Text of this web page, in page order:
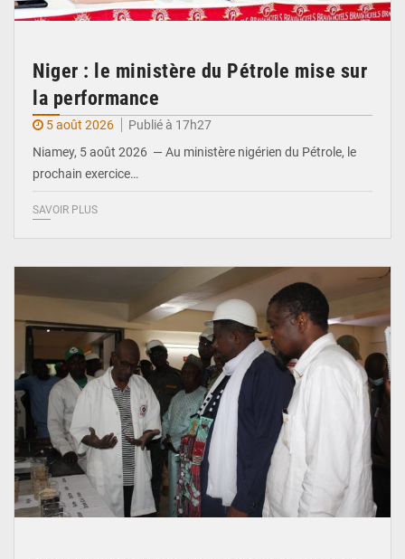
Niger : le ministère du Pétrole mise sur
la performance
5 août 2026
Publié à 17h27
Niamey, 5 août 2026 — Au ministère nigérien du Pétrole, le
prochain exercice…
SAVOIR PLUS